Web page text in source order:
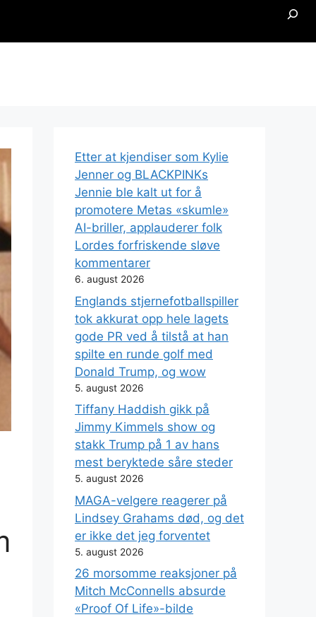
Etter at kjendiser som Kylie
Jenner og BLACKPINKs
Jennie ble kalt ut for å
promotere Metas «skumle»
AI-briller, applauderer folk
Lordes forfriskende sløve
kommentarer
6. august 2026
Englands stjernefotballspiller
tok akkurat opp hele lagets
gode PR ved å tilstå at han
spilte en runde golf med
Donald Trump, og wow
5. august 2026
Tiffany Haddish gikk på
Jimmy Kimmels show og
stakk Trump på 1 av hans
mest beryktede såre steder
5. august 2026
MAGA-velgere reagerer på
Lindsey Grahams død, og det
er ikke det jeg forventet
5. august 2026
26 morsomme reaksjoner på
Mitch McConnells absurde
«Proof Of Life»-bilde